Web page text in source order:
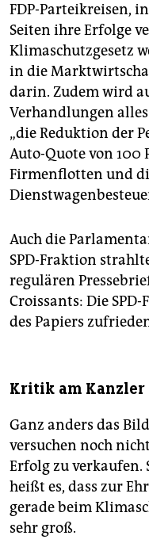
FDP-Parteikreisen,
Seiten ihre Erfolge
Klimaschutzgesetz
in die
darin. Zudem wird
Verhandlungen
„die Reduktion der
Auto-Quote von 100
Firmenflotten und
Auch die
SPD-Fraktion
regulären
Croissants: Die
des Papiers
Kritik am Kanzler
Ganz anders das
versuchen noch
Erfolg zu verkaufen.
heißt es, dass zur
gerade beim
sehr groß.